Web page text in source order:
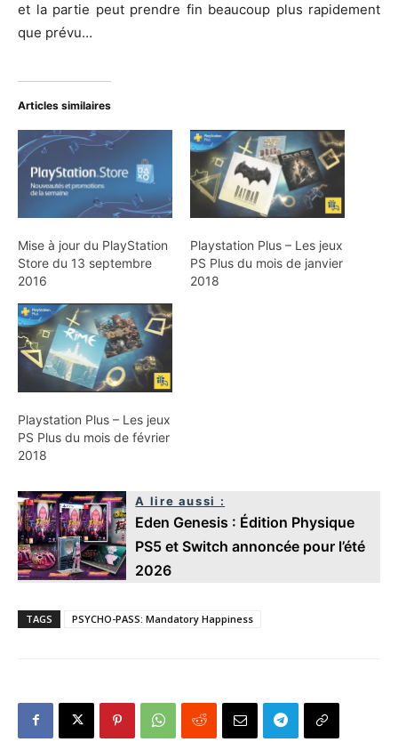
et la partie peut prendre fin beaucoup plus rapidement
que prévu…
Articles similaires
Mise à jour du PlayStation
Store du 13 septembre
2016
Playstation Plus – Les jeux
PS Plus du mois de janvier
2018
Playstation Plus – Les jeux
PS Plus du mois de février
2018
A lire aussi :
Eden Genesis : Édition Physique
PS5 et Switch annoncée pour l’été
2026
TAGS PSYCHO-PASS: Mandatory Happiness